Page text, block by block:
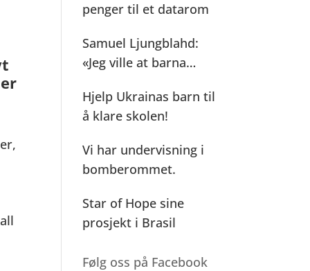
penger til et datarom
Samuel Ljungblahd:
«Jeg ville at barna
Hjelp Ukrainas barn til
å klare skolen!
Vi har undervisning i
bomberommet.
Star of Hope sine
prosjekt i Brasil
Følg oss på Facebook